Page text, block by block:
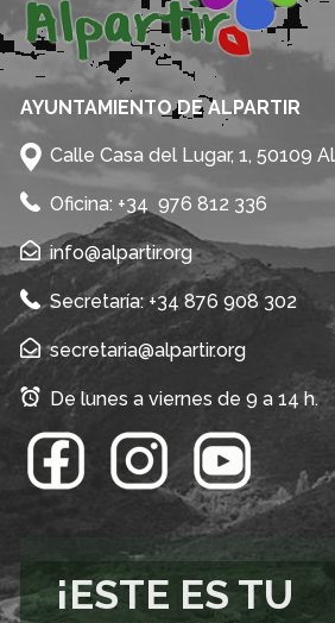
AYUNTAMIENTO DE ALPARTIR
Calle Casa del Lugar, 1, 50109
Oficina: +34 976 812 336
info@alpartir.org
Secretaría: +34 876 908 302
secretaria@alpartir.org
De lunes a viernes de 9 a 14 h.
¡ESTE ES TU